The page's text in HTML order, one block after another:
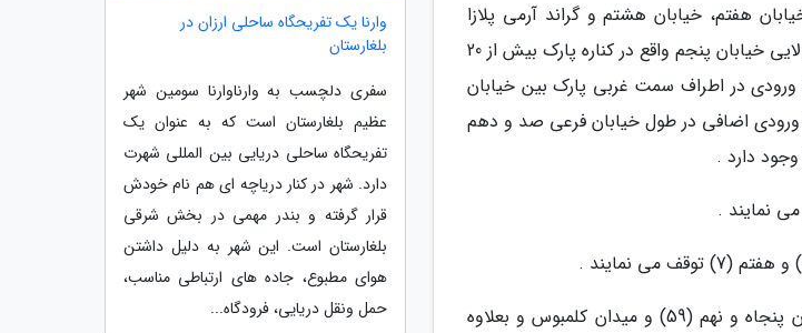
هفتم، خیابان هشتم و گراند آرمی پلازا
(درست در سمت غربی خیابان ا پنجم) واقع شده است. در طول سمت شرقی بالایی خیابان پنجم واقع در کناره پارک بیش از 20
ورودی بین خیابان های فرعی شصتم و صد و دهم دارد. بعلاوه می توانید 23 ورودی در اطراف سمت غربی پارک بین خیابان
فرعی شصت و سوم و صد و دهم پیدا کنید. در انتهای شمالی پارک هم 4 ورودی اضافی در طول خیابان فرعی صد و دهم
نمایند .
قطارهای خطوط 2 و 3: با استفاده از قطارهای این خطوط که در ابتدای خیابان پنجاه و نهم (59) و میدان کلمبوس و بعلاوه
وارنا یک تفریحگاه ساحلی ارزان در
بلغارستان
سفری دلچسب به وارناوارنا سومین شهر
عظیم بلغارستان است که به عنوان یک
تفریحگاه ساحلی دریایی بین المللی شهرت
دارد. شهر در کنار دریاچه ای هم نام خودش
قرار گرفته و بندر مهمی در بخش شرقی
بلغارستان است. این شهر به دلیل داشتن
هوای مطبوع، جاده های ارتباطی مناسب،
حمل ونقل دریایی، فرودگاه...